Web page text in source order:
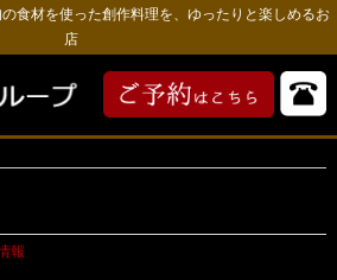
食材を使った創作料理を、ゆったりと楽しめるお
店
報